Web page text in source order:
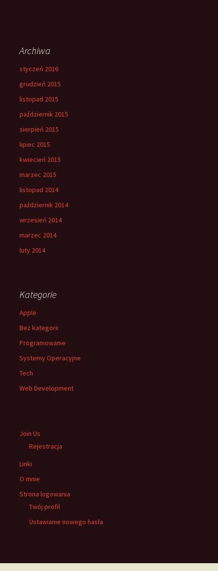
Archiwa
styczeń 2016
grudzień 2015
listopad 2015
październik 2015
sierpień 2015
lipiec 2015
kwiecień 2015
marzec 2015
listopad 2014
październik 2014
wrzesień 2014
marzec 2014
luty 2014
Kategorie
Apple
Bez kategorii
Programowanie
Systemy Operacyjne
Tech
Web Development
Join Us
Rejestracja
Linki
O mnie
Strona logowania
Twój profil
Ustawianie nowego hasła